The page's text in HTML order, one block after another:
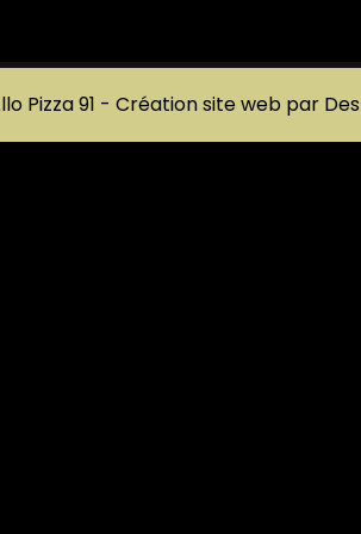
Pizza 91 - Création site web par